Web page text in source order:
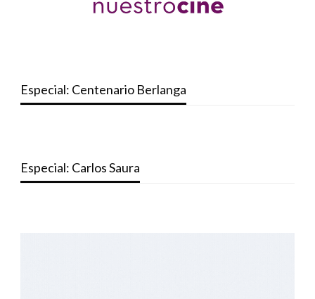
Especial: Centenario Berlanga
Especial: Carlos Saura